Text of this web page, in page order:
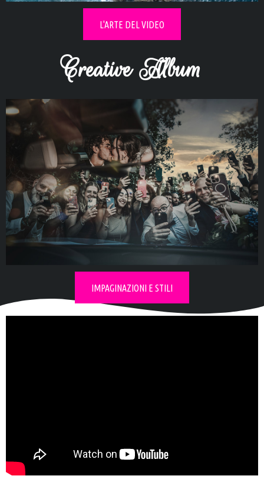
L'ARTE DEL VIDEO
Creative Album
Esplora lacollezione d'album
IMPAGINAZIONI E STILI